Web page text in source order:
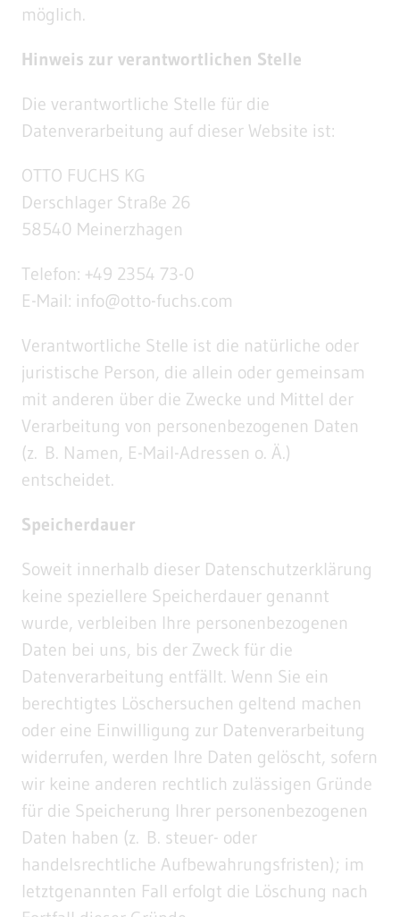
möglich.
Hinweis zur verantwortlichen Stelle
Die verantwortliche Stelle für die
Datenverarbeitung auf dieser Website ist:
OTTO FUCHS KG
Derschlager Straße 26
58540 Meinerzhagen
Telefon: +49 2354 73-0
E-Mail: info@otto-fuchs.com
Verantwortliche Stelle ist die natürliche oder
juristische Person, die allein oder gemeinsam
mit anderen über die Zwecke und Mittel der
Verarbeitung von personenbezogenen Daten
(z. B. Namen, E-Mail-Adressen o. Ä.)
entscheidet.
Speicherdauer
Soweit innerhalb dieser Datenschutzerklärung
keine speziellere Speicherdauer genannt
wurde, verbleiben Ihre personenbezogenen
Daten bei uns, bis der Zweck für die
Datenverarbeitung entfällt. Wenn Sie ein
berechtigtes Löschersuchen geltend machen
oder eine Einwilligung zur Datenverarbeitung
widerrufen, werden Ihre Daten gelöscht, sofern
wir keine anderen rechtlich zulässigen Gründe
für die Speicherung Ihrer personenbezogenen
Daten haben (z. B. steuer- oder
handelsrechtliche Aufbewahrungsfristen); im
letztgenannten Fall erfolgt die Löschung nach